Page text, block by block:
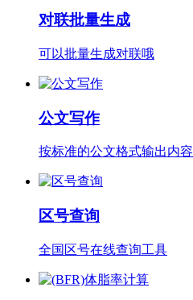
对联批量生成
可以批量生成对联哦
公文写作
按标准的公文格式输出内容
区号查询
全国区号在线查询工具